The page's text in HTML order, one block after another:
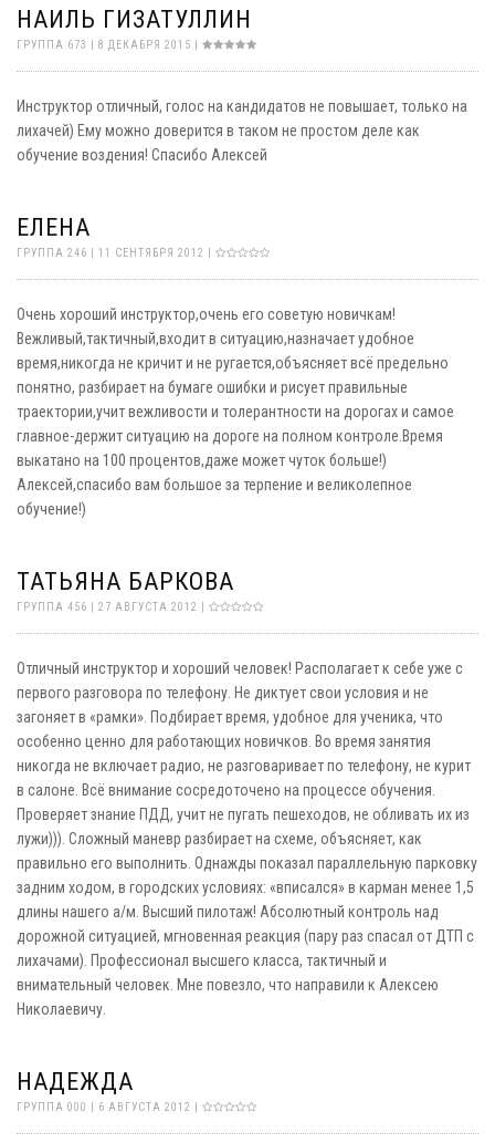
НАИЛЬ ГИЗАТУЛЛИН
ГРУППА 673 | 8 ДЕКАБРЯ 2015 |
Инструктор отличный, голос на кандидатов не повышает, только на
лихачей) Ему можно доверится в таком не простом деле как
обучение воздения! Спасибо Алексей
ЕЛЕНА
ГРУППА 246 | 11 СЕНТЯБРЯ 2012 |
Очень хороший инструктор,очень его советую новичкам!
Вежливый,тактичный,входит в ситуацию,назначает удобное
время,никогда не кричит и не ругается,объясняет всё предельно
понятно, разбирает на бумаге ошибки и рисует правильные
траектории,учит вежливости и толерантности на дорогах и самое
главное-держит ситуацию на дороге на полном контроле.Время
выкатано на 100 процентов,даже может чуток больше!)
Алексей,спасибо вам большое за терпение и великолепное
обучение!)
ТАТЬЯНА БАРКОВА
ГРУППА 456 | 27 АВГУСТА 2012 |
Отличный инструктор и хороший человек! Располагает к себе уже с
первого разговора по телефону. Не диктует свои условия и не
загоняет в «рамки». Подбирает время, удобное для ученика, что
особенно ценно для работающих новичков. Во время занятия
никогда не включает радио, не разговаривает по телефону, не курит
в салоне. Всё внимание сосредоточено на процессе обучения.
Проверяет знание ПДД, учит не пугать пешеходов, не обливать их из
лужи))). Сложный маневр разбирает на схеме, объясняет, как
правильно его выполнить. Однажды показал параллельную парковку
задним ходом, в городских условиях: «вписался» в карман менее 1,5
длины нашего а/м. Высший пилотаж! Абсолютный контроль над
дорожной ситуацией, мгновенная реакция (пару раз спасал от ДТП с
лихачами). Профессионал высшего класса, тактичный и
внимательный человек. Мне повезло, что направили к Алексею
Николаевичу.
НАДЕЖДА
ГРУППА 000 | 6 АВГУСТА 2012 |